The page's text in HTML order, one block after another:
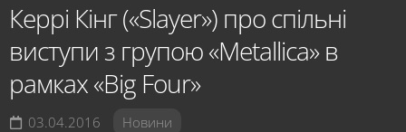
Керрі Кінг («Slayer») про спільні
виступи з групою «Metallica» в
рамках «Big Four»
03.04.2016 Новини